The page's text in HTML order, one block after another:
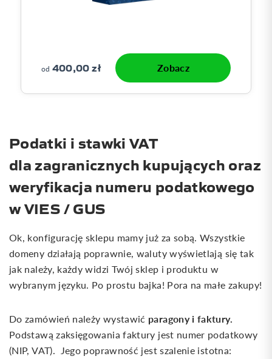
od 400,00 zł Zobacz
Podatki i stawki VAT
dla zagranicznych kupujących oraz
weryfikacja numeru podatkowego
w VIES / GUS
Ok, konfigurację sklepu mamy już za sobą. Wszystkie
domeny działają poprawnie, waluty wyświetlają się tak
jak należy, każdy widzi Twój sklep i produktu w
wybranym języku. Po prostu bajka! Pora na małe zakupy!
Do zamówień należy wystawić paragony i faktury.
Podstawą zaksięgowania faktury jest numer podatkowy
(NIP, VAT). Jego poprawność jest szalenie istotna: